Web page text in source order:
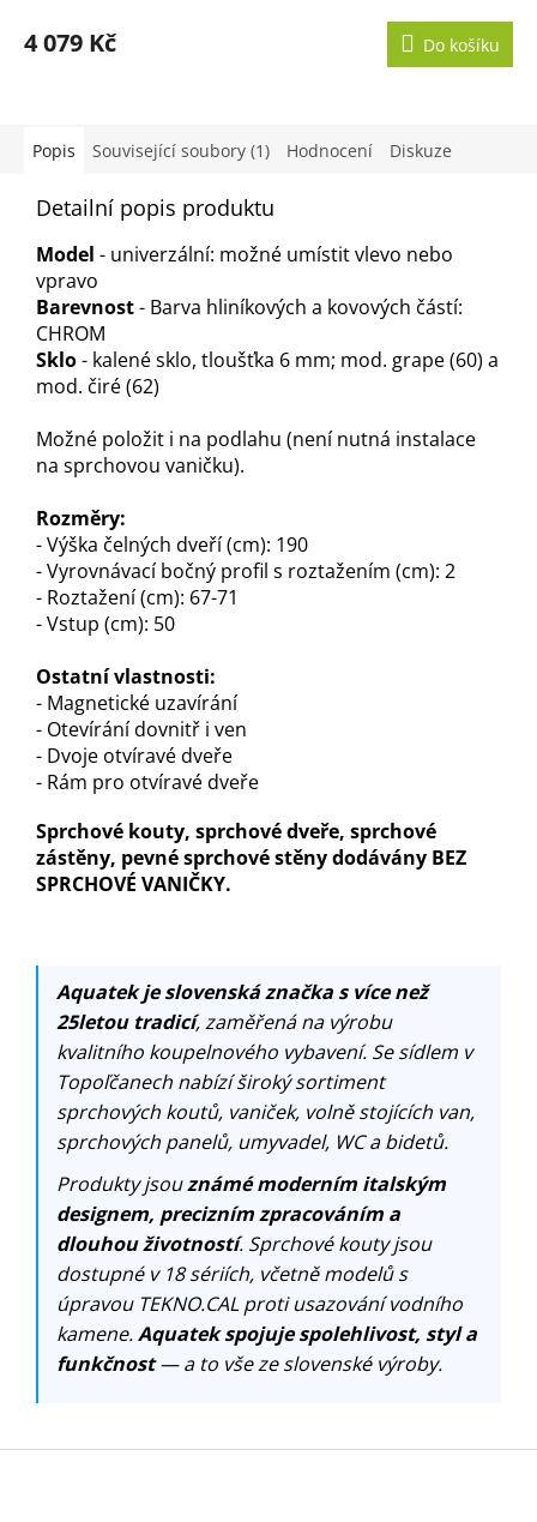
produktu
je
hvězdiček.
4 079 Kč Do košíku
Popis Související soubory (1) Hodnocení Diskuze
Detailní popis produktu
Model - univerzální: možné umístit vlevo nebo
vpravo
Barevnost- Barva hliníkových a kovových částí:
CHROM
Sklo- kalené sklo, tloušťka 6 mm; mod. grape (60) a
mod. čiré (62)
Možné položit i na podlahu (není nutná instalace
na sprchovou vaničku).
Rozměry:
- Výška čelných dveří (cm): 190
- Vyrovnávací bočný profil s roztažením (cm): 2
- Roztažení (cm): 67-71
- Vstup (cm): 50
Ostatní vlastnosti:
- Magnetické uzavírání
- Otevírání dovnitř i ven
- Dvoje otvíravé dveře
- Rám pro otvíravé dveře
Sprchové kouty, sprchové dveře, sprchové
zástěny, pevné sprchové stěny dodávány BEZ
SPRCHOVÉ VANIČKY.
Aquatek je slovenská značka s více než
25letou tradicí, zaměřená na výrobu
kvalitního koupelnového vybavení. Se sídlem v
Topoľčanech nabízí široký sortiment
sprchových koutů, vaniček, volně stojících van,
sprchových panelů, umyvadel, WC a bidetů.
Produkty jsouznámé moderním italským
designem, precizním zpracováním a
dlouhou životností. Sprchové kouty jsou
dostupné v 18 sériích, včetně modelů s
úpravou TEKNO.CAL proti usazování vodního
kamene.Aquatek spojuje spolehlivost, styl a
funkčnost— a to vše ze slovenské výroby.
Z